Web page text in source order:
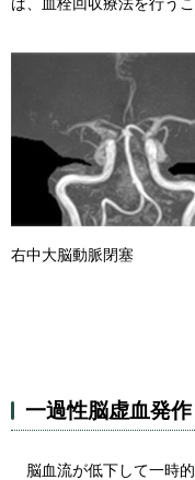
右中大脳動脈閉塞
一過性脳虚血発作
脳血流が低下して一時